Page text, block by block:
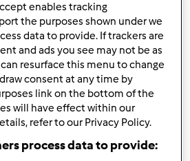
nie pali się
jak nam wszystko
enables tracking
the purposes shown under we
data to provide. If trackers are
and ads you see may not be as
resurface this menu to change
consent at any time by
link on the bottom of the
will have effect within our
refer to our Privacy Policy.
process data to provide: